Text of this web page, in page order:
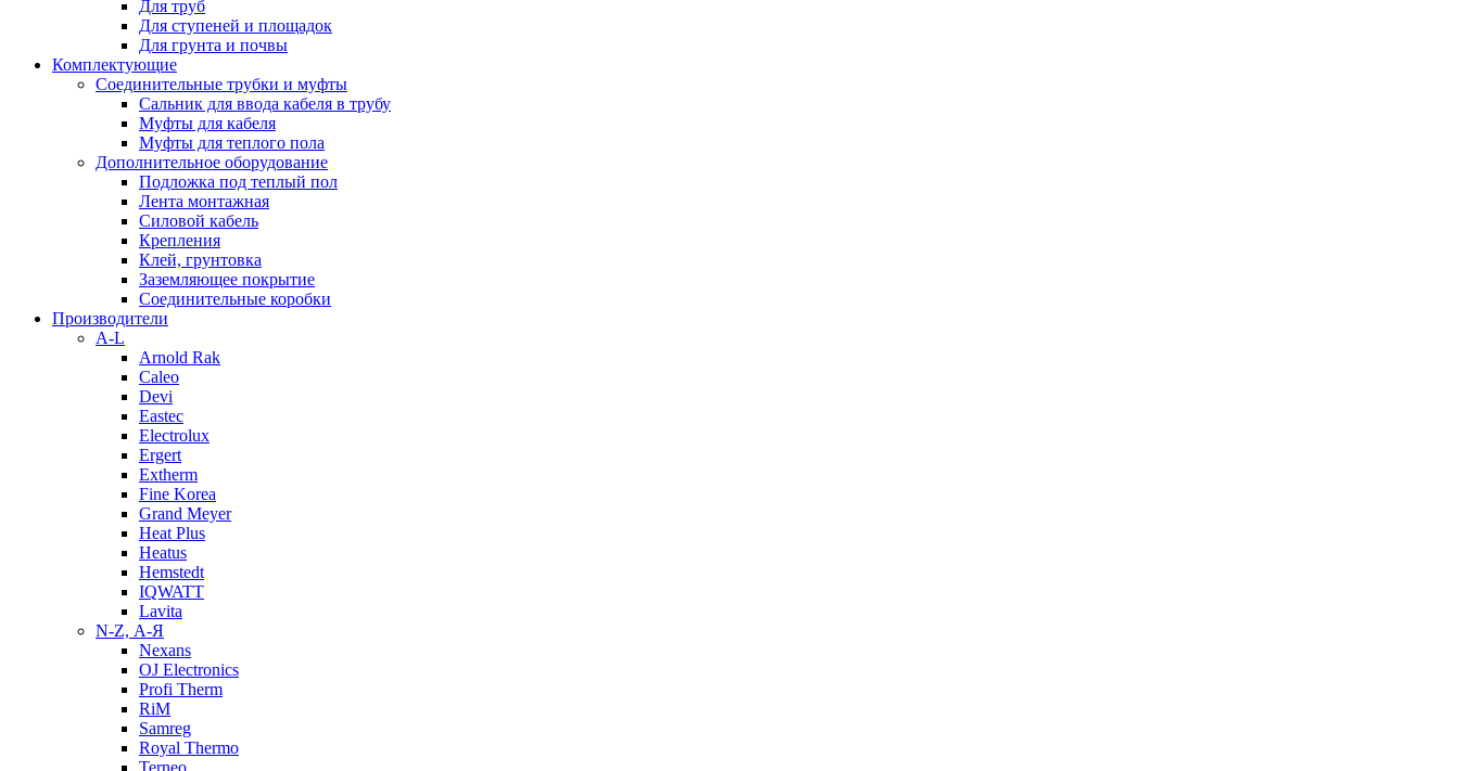
Для труб
Для ступеней и площадок
Для грунта и почвы
Комплектующие
Соединительные трубки и муфты
Сальник для ввода кабеля в трубу
Муфты для кабеля
Муфты для теплого пола
Дополнительное оборудование
Подложка под теплый пол
Лента монтажная
Силовой кабель
Крепления
Клей, грунтовка
Заземляющее покрытие
Соединительные коробки
Производители
A-L
Arnold Rak
Caleo
Devi
Eastec
Electrolux
Ergert
Extherm
Fine Korea
Grand Meyer
Heat Plus
Heatus
Hemstedt
IQWATT
Lavita
N-Z, А-Я
Nexans
OJ Electronics
Profi Therm
RiM
Samreg
Royal Thermo
Terneo